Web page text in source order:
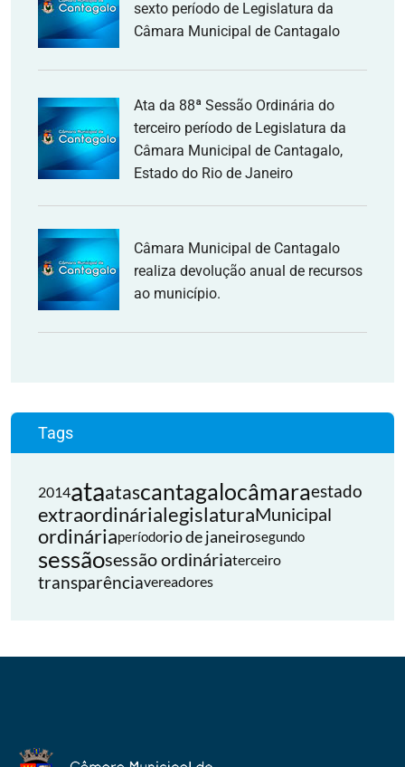
sexto período de Legislatura da
Câmara Municipal de Cantagalo
Ata da 88ª Sessão Ordinária do
terceiro período de Legislatura da
Câmara Municipal de Cantagalo,
Estado do Rio de Janeiro
Câmara Municipal de Cantagalo
realiza devolução anual de recursos
ao município.
Tags
2014ataatascantagalocâmaraestado
extraordinárialegislaturaMunicipal
ordináriaperíodorio de janeirosegundo
sessãosessão ordináriaterceiro
transparênciavereadores